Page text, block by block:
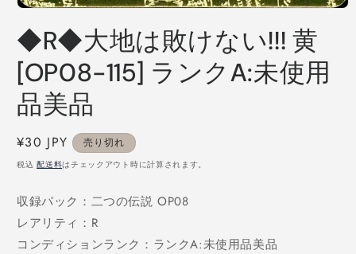
ー
ダ
で
メ
デ
ィ
(1)
開
◆R◆大地は敗けない!!! 黄
[OP08-115] ランクA:未使用
品美品
通
常
格
¥30 JPY 売り切れ
税込配送料はチェックアウト時に計算されます。
収録パック：二つの伝説 OP08
レアリティ：R
コンディションランク：ランクA:未使用品美品